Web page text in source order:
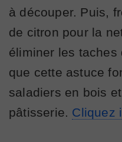
à découper. Puis,
de citron pour la
éliminer les taches
que cette astuce
saladiers en bois
pâtisserie. Cliquez